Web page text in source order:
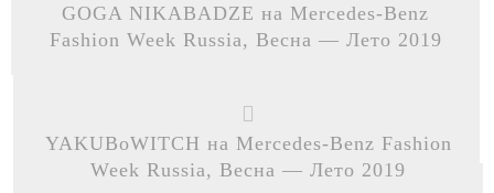
GOGA NIKABADZE на Mercedes-Benz
Fashion Week Russia, Весна — Лето 2019
YAKUBoWITCH на Mercedes-Benz Fashion
Week Russia, Весна — Лето 2019